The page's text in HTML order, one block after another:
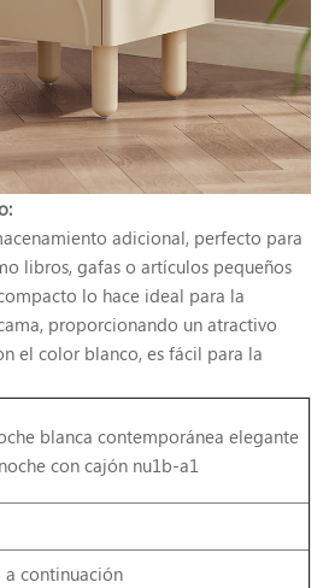
adicional, perfecto para
libros, gafas o artículos pequeños
lo hace ideal para la
proporcionando un atractivo
el color blanco, es fácil para la
blanca contemporánea elegante
con cajón nu1b-a1
continuación